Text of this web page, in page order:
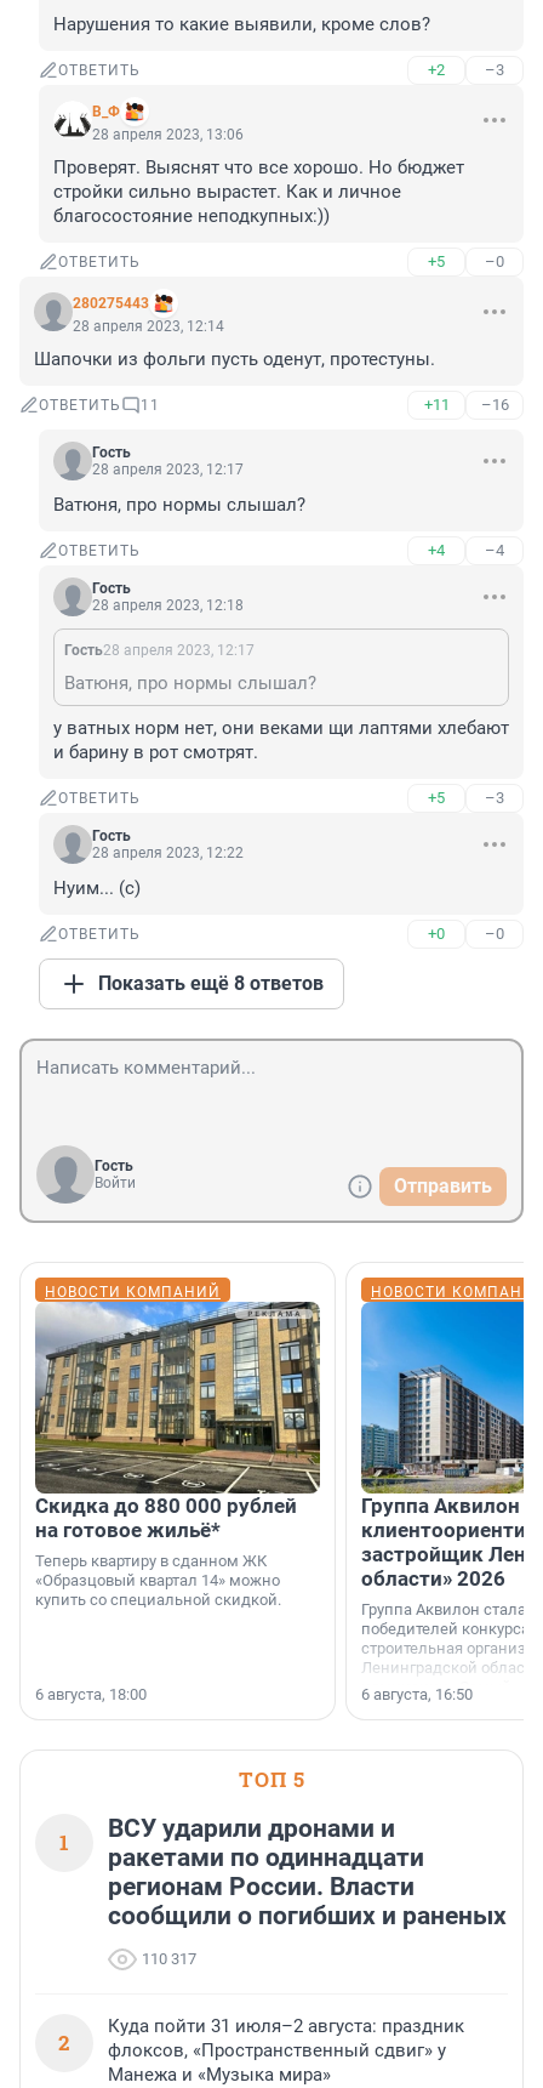
Нарушения то какие выявили, кроме слов?
ОТВЕТИТЬ +2 –3
В_Ф
28 апреля 2023, 13:06
Проверят. Выяснят что все хорошо. Но бюджет
стройки сильно вырастет. Как и личное
благосостояние неподкупных:))
ОТВЕТИТЬ +5 –0
280275443
28 апреля 2023, 12:14
Шапочки из фольги пусть оденут, протестуны.
ОТВЕТИТЬ 11 +11 –16
Гость
28 апреля 2023, 12:17
Ватюня, про нормы слышал?
ОТВЕТИТЬ +4 –4
Гость
28 апреля 2023, 12:18
Гость28 апреля 2023, 12:17
Ватюня, про нормы слышал?
у ватных норм нет, они веками щи лаптями хлебают
и барину в рот смотрят.
ОТВЕТИТЬ +5 –3
Гость
28 апреля 2023, 12:22
Нуим... (с)
ОТВЕТИТЬ +0 –0
Показать ещё 8 ответов
Гость
Войти
Отправить
НОВОСТИ КОМПАНИЙ
Скидка до 880 000 рублей
на готовое жильё*
Теперь квартиру в сданном ЖК
«Образцовый квартал 14» можно
купить со специальной скидкой.
6 августа, 18:00
НОВОСТИ
Группа Аквилон
застройщик
области» 2026
Группа Аквилон стала
победителей конкурса
строительная
Ленинградской области
номинации «Самый
застройщик
области».
6 августа, 16:50
ТОП 5
1
ВСУ ударили дронами и
ракетами по одиннадцати
регионам России. Власти
сообщили о погибших и раненых
110 317
2
Куда пойти 31 июля–2 августа: праздник
флоксов, «Пространственный сдвиг» у
Манежа и «Музыка мира»